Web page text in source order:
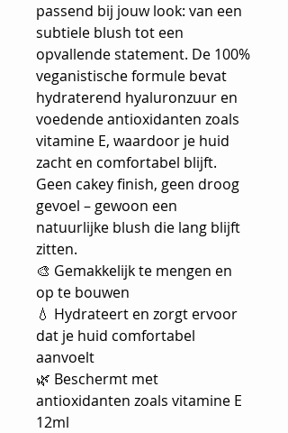
passend bij jouw look: van een
subtiele blush tot een
opvallende statement. De 100%
veganistische formule bevat
hydraterend hyaluronzuur en
voedende antioxidanten zoals
vitamine E, waardoor je huid
zacht en comfortabel blijft.
Geen cakey finish, geen droog
gevoel – gewoon een
natuurlijke blush die lang blijft
zitten.
🎨 Gemakkelijk te mengen en
op te bouwen
💧 Hydrateert en zorgt ervoor
dat je huid comfortabel
aanvoelt
🌿 Beschermt met
antioxidanten zoals vitamine E
12ml